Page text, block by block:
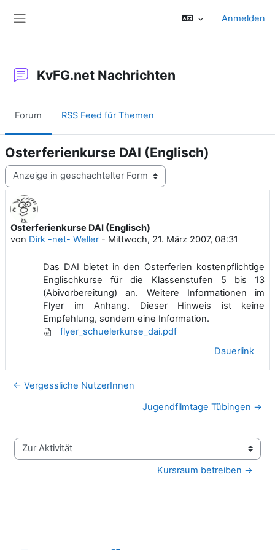
Anmelden
KvFG.net Nachrichten
Forum RSS Feed für Themen
Osterferienkurse DAI (Englisch)
Anzeigemodus
Osterferienkurse DAI (Englisch)
von Dirk -net- Weller- Mittwoch, 21. März 2007, 08:31
Anzahl Antworten: 0
Das DAI bietet in den Osterferien kostenpflichtige
Englischkurse für die Klassenstufen 5 bis 13
(Abivorbereitung) an. Weitere Informationen im
Flyer im Anhang. Dieser Hinweis ist keine
Empfehlung, sondern eine Information.
flyer_schuelerkurse_dai.pdf
Dauerlink
← Vergessliche NutzerInnen
Jugendfilmtage Tübingen →
Zur Aktivität
Kursraum betreiben →